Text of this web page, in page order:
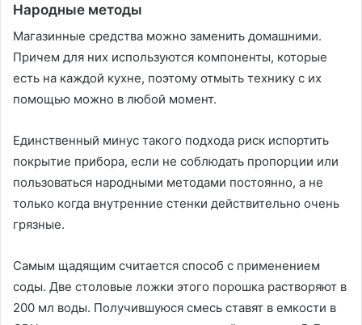
Народные методы
Магазинные средства можно заменить домашними.
Причем для них используются компоненты, которые
есть на каждой кухне, поэтому отмыть технику с их
помощью можно в любой момент.
Единственный минус такого подхода риск испортить
покрытие прибора, если не соблюдать пропорции или
пользоваться народными методами постоянно, а не
только когда внутренние стенки действительно очень
грязные.
Самым щадящим считается способ с применением
соды. Две столовые ложки этого порошка растворяют в
200 мл воды. Получившуюся смесь ставят в емкости в